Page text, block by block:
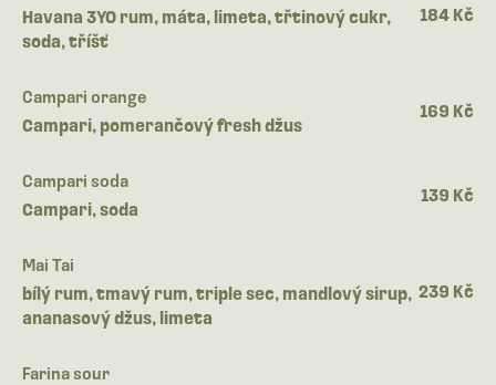
Havana 3YO rum, máta, limeta, třtinový cukr,
soda, tříšť
184 Kč
Campari orange
Campari, pomerančový fresh džus
169 Kč
Campari soda
Campari, soda
139 Kč
Mai Tai
bílý rum, tmavý rum, triple sec, mandlový sirup,
ananasový džus, limeta
239 Kč
Farina sour